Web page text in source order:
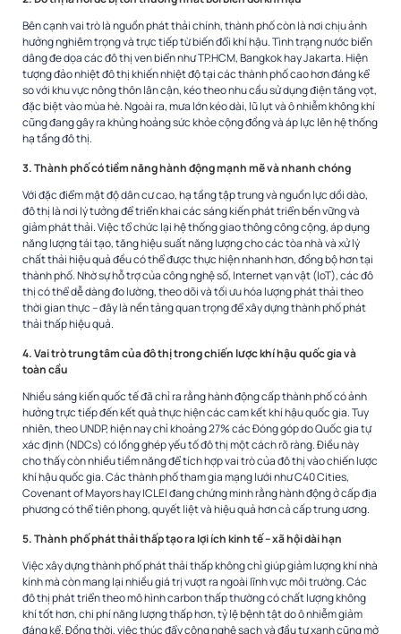
Bên cạnh vai trò là nguồn phát thải chính, thành phố còn là nơi chịu ảnh
hưởng nghiêm trọng và trực tiếp từ biến đổi khí hậu. Tình trạng nước biển
dâng đe dọa các đô thị ven biển như TP.HCM, Bangkok hay Jakarta. Hiện
tượng đảo nhiệt đô thị khiến nhiệt độ tại các thành phố cao hơn đáng kể
so với khu vực nông thôn lân cận, kéo theo nhu cầu sử dụng điện tăng vọt,
đặc biệt vào mùa hè. Ngoài ra, mưa lớn kéo dài, lũ lụt và ô nhiễm không khí
cũng đang gây ra khủng hoảng sức khỏe cộng đồng và áp lực lên hệ thống
hạ tầng đô thị.
3. Thành phố có tiềm năng hành động mạnh mẽ và nhanh chóng
Với đặc điểm mật độ dân cư cao, hạ tầng tập trung và nguồn lực dồi dào,
đô thị là nơi lý tưởng để triển khai các sáng kiến phát triển bền vững và
giảm phát thải. Việc tổ chức lại hệ thống giao thông công cộng, áp dụng
năng lượng tái tạo, tăng hiệu suất năng lượng cho các tòa nhà và xử lý
chất thải hiệu quả đều có thể được thực hiện nhanh hơn, đồng bộ hơn tại
thành phố. Nhờ sự hỗ trợ của công nghệ số, Internet vạn vật (IoT), các đô
thị có thể dễ dàng đo lường, theo dõi và tối ưu hóa lượng phát thải theo
thời gian thực – đây là nền tảng quan trọng để xây dựng thành phố phát
thải thấp hiệu quả.
4. Vai trò trung tâm của đô thị trong chiến lược khí hậu quốc gia và
toàn cầu
Nhiều sáng kiến quốc tế đã chỉ ra rằng hành động cấp thành phố có ảnh
hưởng trực tiếp đến kết quả thực hiện các cam kết khí hậu quốc gia. Tuy
nhiên, theo UNDP, hiện nay chỉ khoảng 27% các Đóng góp do Quốc gia tự
xác định (NDCs) có lồng ghép yếu tố đô thị một cách rõ ràng. Điều này
cho thấy còn nhiều tiềm năng để tích hợp vai trò của đô thị vào chiến lược
khí hậu quốc gia. Các thành phố tham gia mạng lưới như C40 Cities,
Covenant of Mayors hay ICLEI đang chứng minh rằng hành động ở cấp địa
phương có thể tiên phong, quyết liệt và hiệu quả hơn cả cấp trung ương.
5. Thành phố phát thải thấp tạo ra lợi ích kinh tế – xã hội dài hạn
Việc xây dựng thành phố phát thải thấp không chỉ giúp giảm lượng khí nhà
kính mà còn mang lại nhiều giá trị vượt ra ngoài lĩnh vực môi trường. Các
đô thị phát triển theo mô hình carbon thấp thường có chất lượng không
khí tốt hơn, chi phí năng lượng thấp hơn, tỷ lệ bệnh tật do ô nhiễm giảm
đáng kể. Đồng thời, việc thúc đẩy công nghệ sạch và đầu tư xanh cũng mở